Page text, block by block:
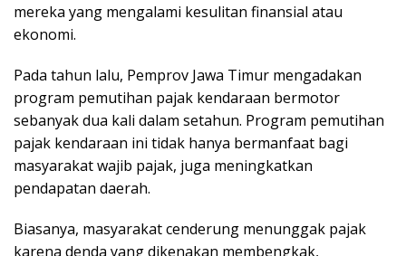
mereka yang mengalami kesulitan finansial atau
ekonomi.
Pada tahun lalu, Pemprov Jawa Timur mengadakan
program pemutihan pajak kendaraan bermotor
sebanyak dua kali dalam setahun. Program pemutihan
pajak kendaraan ini tidak hanya bermanfaat bagi
masyarakat wajib pajak, juga meningkatkan
pendapatan daerah.
Biasanya, masyarakat cenderung menunggak pajak
karena denda yang dikenakan membengkak,